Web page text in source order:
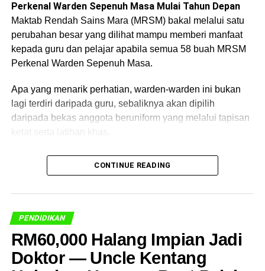
Perkenal Warden Sepenuh Masa Mulai Tahun Depan
Maktab Rendah Sains Mara (MRSM) bakal melalui satu
perubahan besar yang dilihat mampu memberi manfaat
kepada guru dan pelajar apabila semua 58 buah MRSM
Perkenal Warden Sepenuh Masa.
Apa yang menarik perhatian, warden-warden ini bukan
lagi terdiri daripada guru, sebaliknya akan dipilih
daripada bekas anggota beruniform yang melalui tapisan
membolehkan guru memberi fokus sepenuhnya kepada
tugas mengajar, mendidik dan membentuk kemenjadian
pelajar.
“Bermula tahun depan semua 58 buah MRSM akan ada
CONTINUE READING
PENDIDIKAN
RM60,000 Halang Impian Jadi
Doktor — Uncle Kentang